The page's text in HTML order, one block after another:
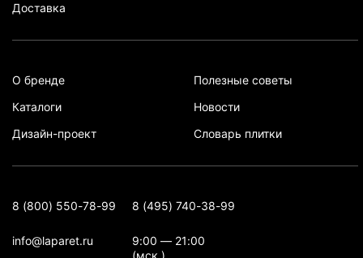
Доставка
О бренде
Каталоги
Дизайн-проект
Полезные советы
Новости
Словарь плитки
8 (800) 550-78-99 8 (495) 740-38-99
info@laparet.ru
9:00 — 21:00